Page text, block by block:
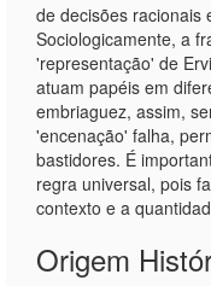
de decisões racionais
Sociologicamente, a
'representação' de
atuam papéis em
embriaguez, assim,
'encenação' falha,
bastidores. É
regra universal, pois
contexto e a
Origem